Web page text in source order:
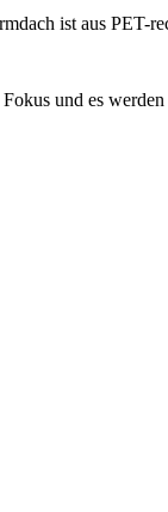
ist aus PET-
und es